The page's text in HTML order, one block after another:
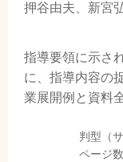
押谷由夫 新宮
指導要領に示さ
に、指導内容の
業展開例と資料
判型（
ページ数